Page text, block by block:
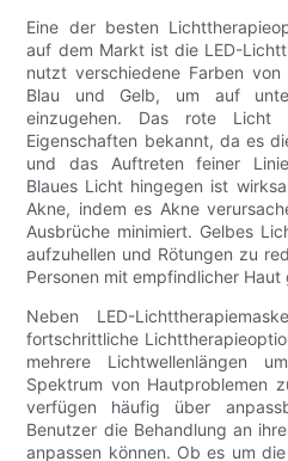
Eine der besten
auf dem Markt ist die LED-
nutzt verschiedene Farben von
Blau und Gelb, um auf
einzugehen. Das rote
Eigenschaften bekannt, da es
und das Auftreten feiner
Blaues Licht hingegen ist
Akne, indem es Akne
Ausbrüche minimiert. Gelbes
aufzuhellen und Rötungen zu
Personen mit empfindlicher Haut
Neben LED-
fortschrittliche
mehrere Lichtwellenlängen
Spektrum von Hautproblemen
verfügen häufig über
Benutzer die Behandlung an
anpassen können. Ob es um